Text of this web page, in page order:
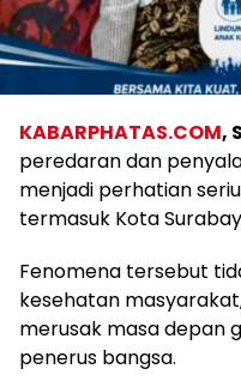
KABARPHATAS.COM,
peredaran dan
menjadi perhatian
termasuk Kota
Fenomena tersebut
kesehatan
merusak masa depan
penerus bangsa.